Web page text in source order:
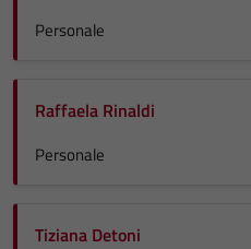
Personale
Raffaela Rinaldi
Personale
Tiziana Detoni